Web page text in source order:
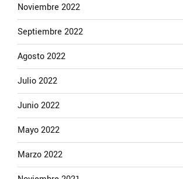
Noviembre 2022
Septiembre 2022
Agosto 2022
Julio 2022
Junio 2022
Mayo 2022
Marzo 2022